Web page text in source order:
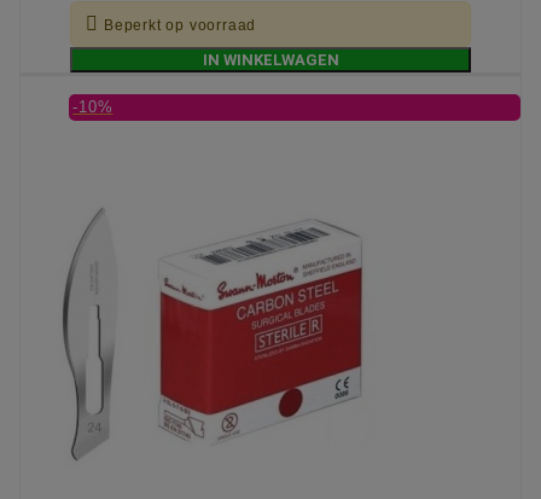
 Beperkt op voorraad
IN WINKELWAGEN
-10%